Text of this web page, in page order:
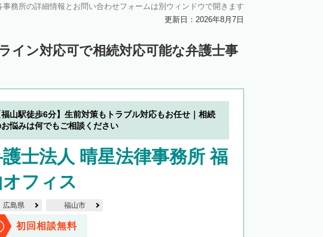
事務所の詳細情報とお問い合わせフォームは別ウィンドウで開きます
更新日：2026年8月7日
イン対応可で相続対応可能な弁護士事
福山駅徒歩6分】生前対策もトラブル対応もお任せ｜相続
悩みは何でもご相談ください
士法人 晴星法律事務所 福
オフィス
広島県 福山市
初回相談無料